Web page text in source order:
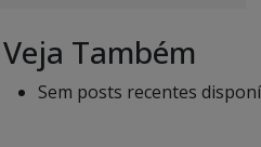
Veja Também
Sem posts recentes